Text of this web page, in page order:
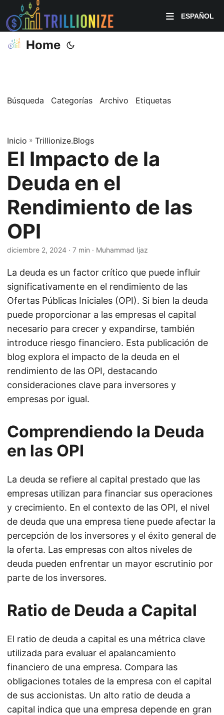
ESPAÑOL
Home
Búsqueda Categorías Archivo Etiquetas
Inicio » Trillionize.Blogs
El Impacto de la
Deuda en el
Rendimiento de las
OPI
diciembre 2, 2024 · 7 min · Muhammad Ijaz
La deuda es un factor crítico que puede influir
significativamente en el rendimiento de las
Ofertas Públicas Iniciales (OPI). Si bien la deuda
puede proporcionar a las empresas el capital
necesario para crecer y expandirse, también
introduce riesgo financiero. Esta publicación de
blog explora el impacto de la deuda en el
rendimiento de las OPI, destacando
consideraciones clave para inversores y
empresas por igual.
Comprendiendo la Deuda
en las OPI
La deuda se refiere al capital prestado que las
empresas utilizan para financiar sus operaciones
y crecimiento. En el contexto de las OPI, el nivel
de deuda que una empresa tiene puede afectar la
percepción de los inversores y el éxito general de
la oferta. Las empresas con altos niveles de
deuda pueden enfrentar un mayor escrutinio por
parte de los inversores.
Ratio de Deuda a Capital
El ratio de deuda a capital es una métrica clave
utilizada para evaluar el apalancamiento
financiero de una empresa. Compara las
obligaciones totales de la empresa con el capital
de sus accionistas. Un alto ratio de deuda a
capital indica que una empresa depende en gran